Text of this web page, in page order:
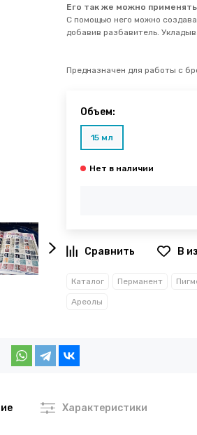
Его так же можно
С помощью него можно
добавив разбавитель.
Предназначен для работы с
Объем:
15 мл
В
Каталог Перманент
Ареолы
Характеристики